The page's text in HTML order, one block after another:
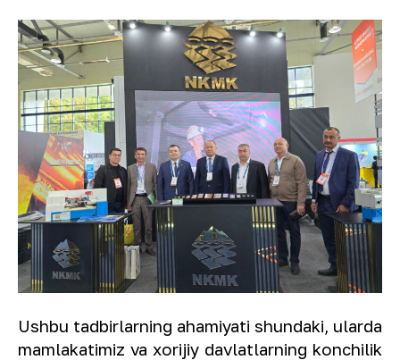
Ushbu tadbirlarning ahamiyati shundaki, ularda
mamlakatimiz va xorijiy davlatlarning konchilik